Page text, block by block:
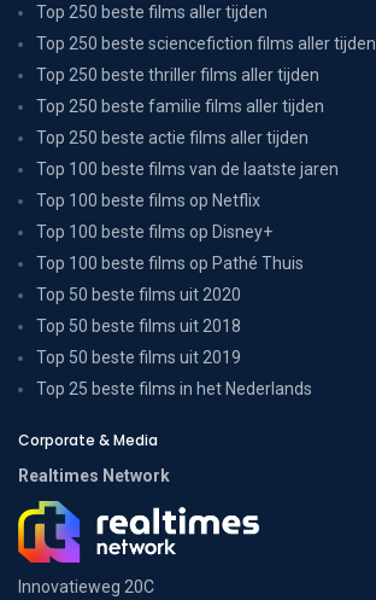
Top 250 beste films aller tijden
Top 250 beste sciencefiction films aller tijden
Top 250 beste thriller films aller tijden
Top 250 beste familie films aller tijden
Top 250 beste actie films aller tijden
Top 100 beste films van de laatste jaren
Top 100 beste films op Netflix
Top 100 beste films op Disney+
Top 100 beste films op Pathé Thuis
Top 50 beste films uit 2020
Top 50 beste films uit 2018
Top 50 beste films uit 2019
Top 25 beste films in het Nederlands
Corporate & Media
Realtimes Network
Innovatieweg 20C